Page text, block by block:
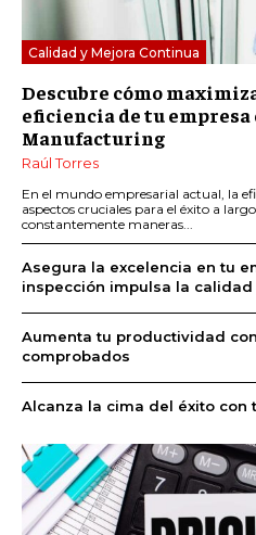
Calidad y Mejora Continua
Descubre cómo
eficiencia de tu empresa
Manufacturing
Raúl Torres
En el mundo empresarial actual, la
aspectos cruciales para el éxito a
constantemente maneras...
Asegura la excelencia en tu
inspección impulsa la
Aumenta tu productividad
comprobados
Alcanza la cima del éxito con